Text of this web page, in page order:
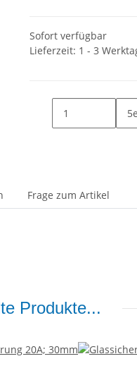
Sofort verfügbar
Lieferzeit: 1 - 3
Frage zum Artikel
Produkte...